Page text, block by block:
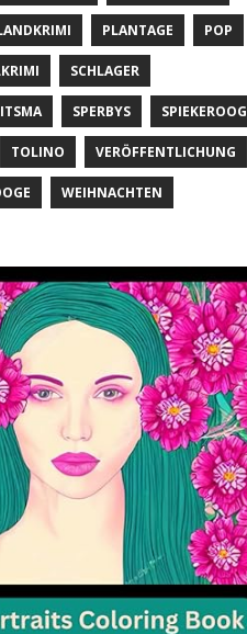
PLANTAGE POP
SCHLAGER
SPERBYS SPIEKEROOG
TOLINO VERÖFFENTLICHUNG
WEIHNACHTEN